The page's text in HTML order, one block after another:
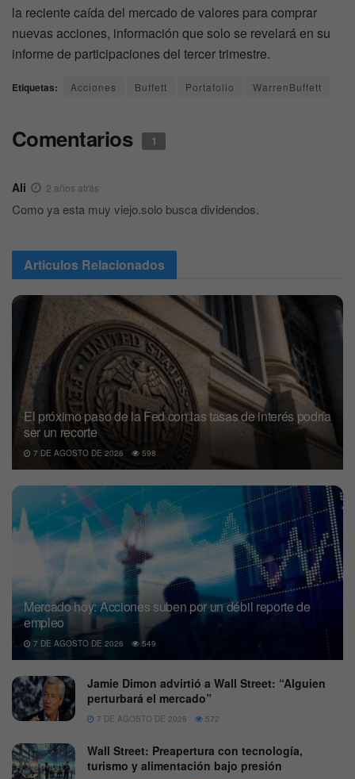
la reciente caída del mercado de valores para comprar
nuevas acciones, información que solo se revelará en su
informe de participaciones del tercer trimestre.
Etiquetas: Acciones Buffett Portafolio WarrenBuffett
Comentarios 1
Ali 2 años atrás
Como ya esta muy viejo.solo busca dividendos.
Articulos Relacionados
El próximo paso de la Fed con las tasas de interés podría
ser un recorte
7 DE AGOSTO DE 2026 598
Mercado hoy: Acciones suben por un débil reporte de
empleo
7 DE AGOSTO DE 2026 549
Jamie Dimon advirtió a Wall Street: “Alguien
perturbará el mercado”
7 DE AGOSTO DE 2026 572
Wall Street: Preapertura con tecnología,
turismo y alimentación bajo presión